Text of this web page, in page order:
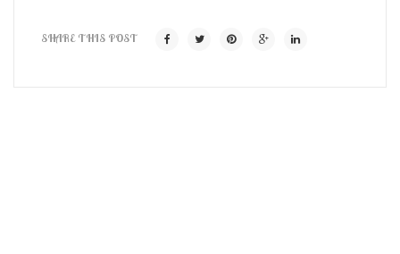
SHARE THIS POST